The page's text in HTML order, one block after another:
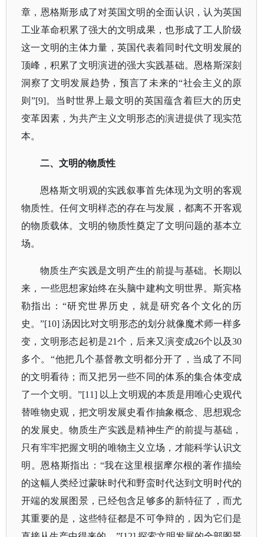
章，恩格斯形成了对英国文明的全面认识，认为英国
工业革命积累了强大的文明成果，也形成了工人阶级
这一文明的主体力量，英国代表着同时代文明发展的
顶峰，积累了文明演进的强大实践基础。恩格斯深刻
洞察了文明发展趋势，预言了未来的“社会主义的原
则”[9]。当时世界上最文明的英国蕴含着巨大的历史
变革因素，为共产主义文明形态的演进提供了现实范
本。
二、文明的物质性
恩格斯文明观的实践叙事首先体现为文明的客观
物质性。任何文明样态的存在与发展，都离不开客观
的物质载体。文明的物质性奠定了文明问题的基本立
场。
物质生产实践是文明产生的前提与基础。长期以
来，一些思想家始终在头脑中建构文明世界。斯宾格
勒指出： “研究世界历史，就是研究各个文化的历
史。”[10] 汤因比对文明形态的划分就像魔术师一样多
变，文明形态起初是21个，后来又演变成26个以及30
多个。“他把几个基督教文明都分开了，当成了不同
的文明看待；而又把另一些不同的体系的集合体变成
了一个文明。”[11] 以上文明观的本质是用唯心史观代
替唯物史观，把文明发展史看作抽象概念、思想观念
的发展史。物质生产实践是精神生产的前提与基础，
只有牢牢把握文明的唯物主义立场，才能科学认识文
明。恩格斯指出：“我在这里根据摩尔根的著作描绘
的这幅人类经过蒙昧时代和野蛮时代达到文明时代的
开端的发展图景，已经包含足够多的新特征了，而尤
其重要的是，这些特征都是不可争辩的，因为它们是